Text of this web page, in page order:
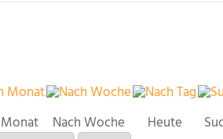
Nach Woche Heute